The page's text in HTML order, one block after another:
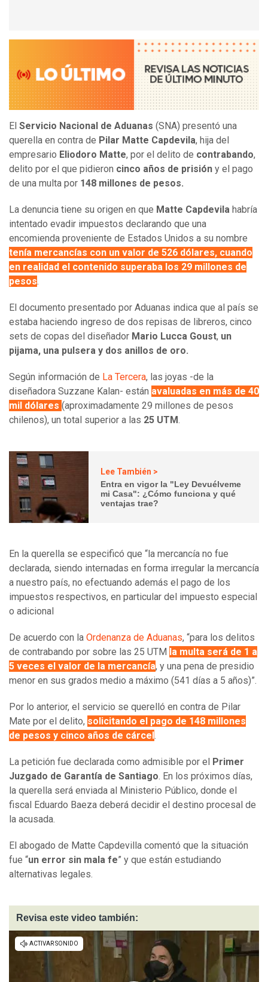
El Servicio Nacional de Aduanas (SNA) presentó una
querella en contra de Pilar Matte Capdevila, hija del
empresario Eliodoro Matte, por el delito de contrabando,
delito por el que pidieron cinco años de prisión y el pago
de una multa por 148 millones de pesos.
La denuncia tiene su origen en que Matte Capdevila habría
intentado evadir impuestos declarando que una
encomienda proveniente de Estados Unidos a su nombre
tenía mercancías con un valor de 526 dólares, cuando
en realidad el contenido superaba los 29 millones de
pesos.
El documento presentado por Aduanas indica que al país se
estaba haciendo ingreso de dos repisas de libreros, cinco
sets de copas del diseñador Mario Lucca Goust, un
pijama, una pulsera y dos anillos de oro.
Según información de La Tercera, las joyas -de la
diseñadora Suzzane Kalan- están avaluadas en más de 40
mil dólares (aproximadamente 29 millones de pesos
chilenos), un total superior a las 25 UTM.
Lee También >
Entra en vigor la "Ley Devuélveme
mi Casa": ¿Cómo funciona y qué
ventajas trae?
En la querella se especificó que “la mercancía no fue
declarada, siendo internadas en forma irregular la mercancía
a nuestro país, no efectuando además el pago de los
impuestos respectivos, en particular del impuesto especial
o adicional
De acuerdo con la Ordenanza de Aduanas, “para los delitos
de contrabando por sobre las 25 UTM la multa será de 1 a
5 veces el valor de la mercancía, y una pena de presidio
menor en sus grados medio a máximo (541 días a 5 años)”.
Por lo anterior, el servicio se querelló en contra de Pilar
Mate por el delito, solicitando el pago de 148 millones
de pesos y cinco años de cárcel .
La petición fue declarada como admisible por e
Primer
Juzgado de Garantía de Santiago. En los próximos días,
la querella será enviada al Ministerio Público, donde el
fiscal Eduardo Baeza deberá decidir el destino procesal de
la acusada.
El abogado de Matte Capdevilla comentó que la situación
fue “un error sin mala fe” y que están estudiando
alternativas legales.
Revisa este video también: